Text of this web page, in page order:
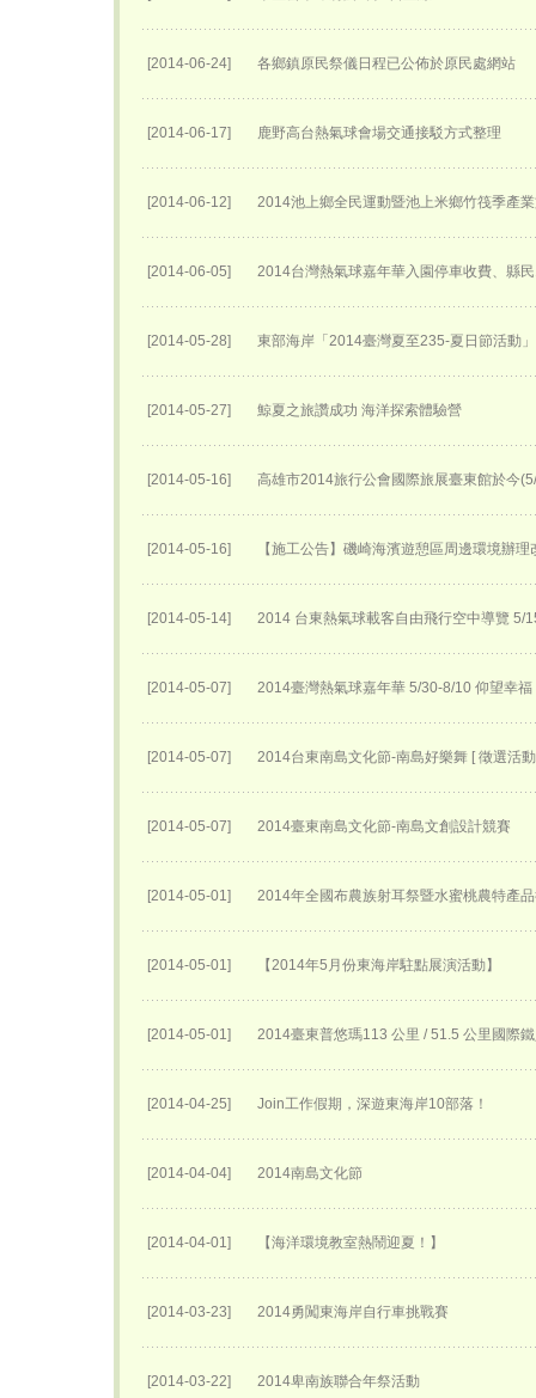
[2014-06-24] 各鄉鎮原民祭儀日程已公佈於原民處網站
[2014-06-17] 鹿野高台熱氣球會場交通接駁方式整理
[2014-06-12] 2014池上鄉全民運動暨池上米鄉竹筏季產
[2014-06-05] 2014台灣熱氣球嘉年華入園停車收費、縣
[2014-05-28] 東部海岸「2014臺灣夏至235-夏日節活動
[2014-05-27] 鯨夏之旅讚成功 海洋探索體驗營
[2014-05-16] 高雄市2014旅行公會國際旅展臺東館於今
[2014-05-16] 【施工公告】磯崎海濱遊憩區周邊環境辦理
[2014-05-14] 2014 台東熱氣球載客自由飛行空中導覽 5/
[2014-05-07] 2014臺灣熱氣球嘉年華 5/30-8/10 仰望幸福
[2014-05-07] 2014台東南島文化節-南島好樂舞 [ 徵選活
[2014-05-07] 2014臺東南島文化節-南島文創設計競賽
[2014-05-01] 2014年全國布農族射耳祭暨水蜜桃農特產
[2014-05-01] 【2014年5月份東海岸駐點展演活動】
[2014-05-01] 2014臺東普悠瑪113 公里 / 51.5 公里國際
[2014-04-25] Join工作假期，深遊東海岸10部落！
[2014-04-04] 2014南島文化節
[2014-04-01] 【海洋環境教室熱鬧迎夏！】
[2014-03-23] 2014勇闖東海岸自行車挑戰賽
[2014-03-22] 2014卑南族聯合年祭活動